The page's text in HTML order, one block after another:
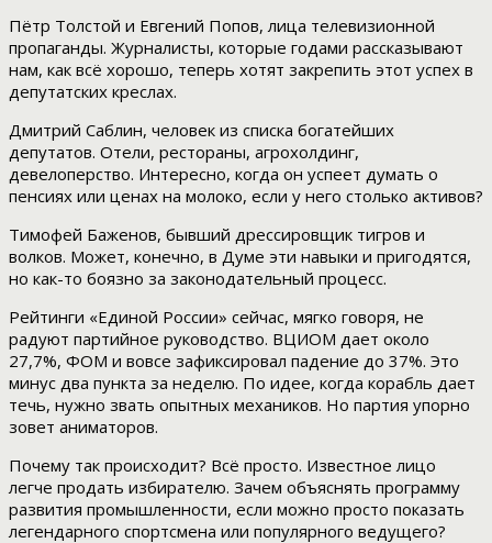
Пётр Толстой и Евгений Попов, лица телевизионной
пропаганды. Журналисты, которые годами рассказывают
нам, как всё хорошо, теперь хотят закрепить этот успех в
депутатских креслах.
Дмитрий Саблин, человек из списка богатейших
депутатов. Отели, рестораны, агрохолдинг,
девелоперство. Интересно, когда он успеет думать о
пенсиях или ценах на молоко, если у него столько активов?
Тимофей Баженов, бывший дрессировщик тигров и
волков. Может, конечно, в Думе эти навыки и пригодятся,
но как-то боязно за законодательный процесс.
Рейтинги «Единой России» сейчас, мягко говоря, не
радуют партийное руководство. ВЦИОМ дает около
27,7%, ФОМ и вовсе зафиксировал падение до 37%. Это
минус два пункта за неделю. По идее, когда корабль дает
течь, нужно звать опытных механиков. Но партия упорно
зовет аниматоров.
Почему так происходит? Всё просто. Известное лицо
легче продать избирателю. Зачем объяснять программу
развития промышленности, если можно просто показать
легендарного спортсмена или популярного ведущего?